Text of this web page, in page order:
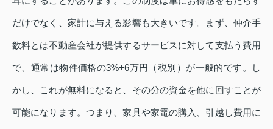
だけでなく、家計に与える影響も大きいです。まず、仲介手
数料とは不動産会社が提供するサービスに対して支払う費用
で、通常は物件価格の3%+6万円（税別）が一般的です。し
かし、これが無料になると、その分の資金を他に回すことが
可能になります。つまり、家具や家電の購入、引越し費用に